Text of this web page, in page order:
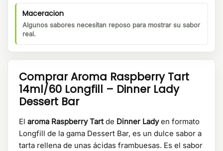
Maceracion
Algunos sabores necesitan reposo para mostrar su sabor
real.
Comprar Aroma Raspberry Tart
14ml/60 Longfill – Dinner Lady
Dessert Bar
El aroma Raspberry Tartde Dinner Ladyen formato
Longfill de la gama Dessert Bar, es un dulce sabor a
tarta rellena de unas ácidas frambuesas. Es el sabor